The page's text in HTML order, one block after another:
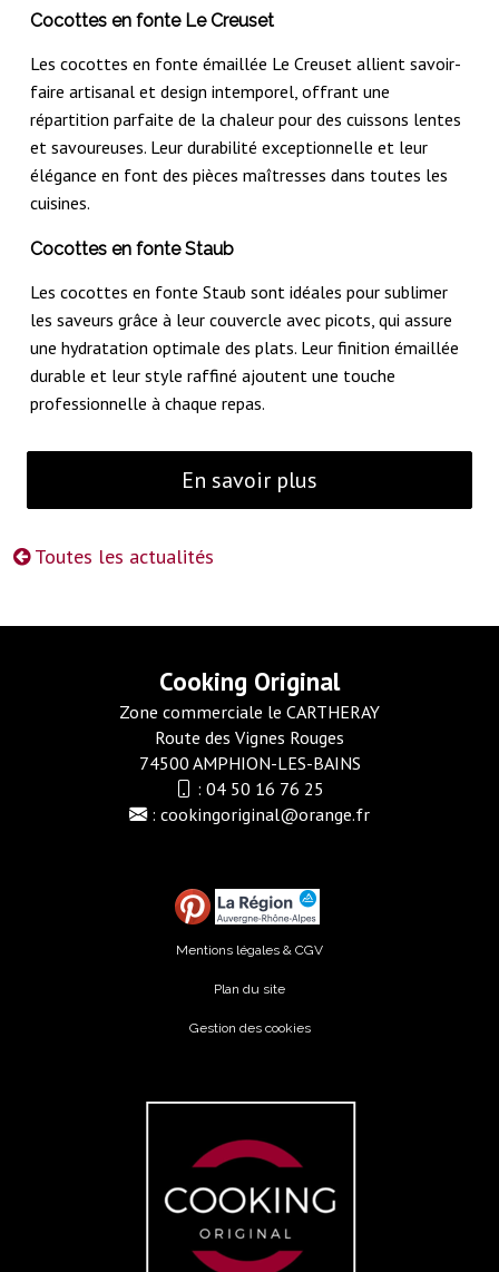
Cocottes en fonte Le Creuset
Les cocottes en fonte émaillée Le Creuset allient savoir-
faire artisanal et design intemporel, offrant une
répartition parfaite de la chaleur pour des cuissons lentes
et savoureuses. Leur durabilité exceptionnelle et leur
élégance en font des pièces maîtresses dans toutes les
cuisines.
Cocottes en fonte Staub
Les cocottes en fonte Staub sont idéales pour sublimer
les saveurs grâce à leur couvercle avec picots, qui assure
une hydratation optimale des plats. Leur finition émaillée
durable et leur style raffiné ajoutent une touche
professionnelle à chaque repas.
En savoir plus
Toutes les actualités
Cooking Original
Zone commerciale le CARTHERAY
Route des Vignes Rouges
74500 AMPHION-LES-BAINS
: 04 50 16 76 25
: cookingoriginal@orange.fr
Mentions légales & CGV
Plan du site
Gestion des cookies